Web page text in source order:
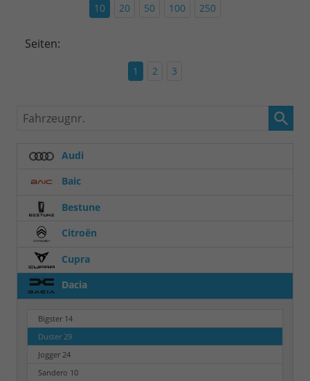
10 20 50 100 250
Seiten:
1 2 3
Fahrzeugnr.
Audi
Baic
Bestune
Citroën
Cupra
Dacia
Bigster 14
Duster 29
Jogger 24
Sandero 10